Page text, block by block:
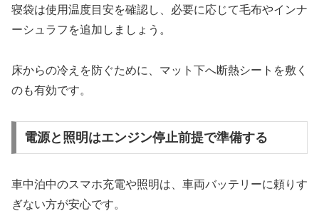
寝袋は使用温度目安を確認し、必要に応じて毛布やインナ
ーシュラフを追加しましょう。
床からの冷えを防ぐために、マット下へ断熱シートを敷く
のも有効です。
電源と照明はエンジン停止前提で準備する
車中泊中のスマホ充電や照明は、車両バッテリーに頼りす
ぎない方が安心です。